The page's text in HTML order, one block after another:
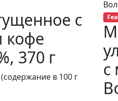
с
кофе
370 г
в 100 г
с